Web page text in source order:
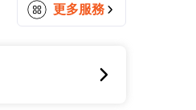
更多服務